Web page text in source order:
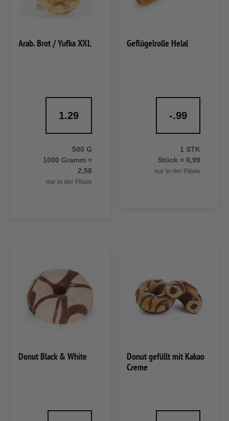
Arab. Brot / Yufka XXL
1.29
500 G
1000 Gramm =
2,58
nur in der Filiale
Geflügelrolle Helal
-.99
1 STK
Stück = 0,99
nur in der Filiale
Donut Black & White
Donut gefüllt mit Kakao
Creme